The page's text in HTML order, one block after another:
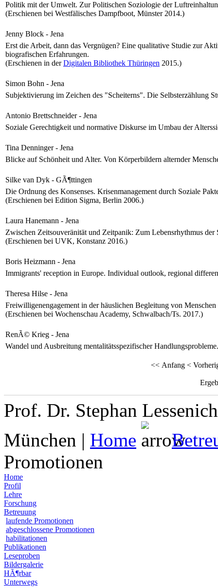
Politik mit der Umwelt. Zur Politischen Soziologie der
(Erschienen bei Westfälisches Dampfboot, Münster 2014.)
Jenny Block - Jena
Erst die Arbeit, dann das Vergnügen? Eine qualitative Studie zur
biografischen Erfahrungen.
(Erschienen in derDigitalen Bibliothek Thüringen 2015.)
Simon Bohn - Jena
Subjektivierung im Zeichen des "Scheiterns". Die Selbsterzählung
Antonio Brettschneider - Jena
Soziale Gerechtigkeit und normative Diskurse im Umbau der
Tina Denninger - Jena
Blicke auf Schönheit und Alter. Von Körperbildern alternder
Silke van Dyk - GÃ¶ttingen
Die Ordnung des Konsenses. Krisenmanagement durch Soziale
(Erschienen bei Edition Sigma, Berlin 2006.)
Laura Hanemann - Jena
Zwischen Zeitsouveränität und Zeitpanik: Zum Lebensrhythmus der
(Erschienen bei UVK, Konstanz 2016.)
Boris Heizmann - Jena
Immigrants' reception in Europe. Individual outlook, regional
Theresa Hilse - Jena
Freiwilligenengagement in der häuslichen Begleitung von
(Erschienen bei Wochenschau Academy, Schwalbach/Ts. 2017.)
RenÃ© Krieg - Jena
Wandel und Ausbreitung mentalitätsspezifischer
<< Anfang <
Prof. Dr. Stephan
München | Home
Promotionen
Home
Profil
Lehre
Forschung
Betreuung
laufende Promotionen
abgeschlossene Promotionen
habilitationen
Publikationen
Leseproben
Bildergalerie
HÃ¶rbar
Unterwegs